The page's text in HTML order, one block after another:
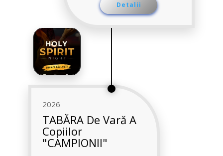
Detalii
2026
TABĂRA De Vară A
Copiilor
"CAMPIONII"